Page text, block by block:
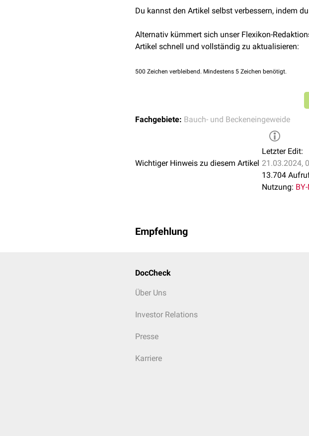
Du kannst den Artikel selbst verbessern, indem
Alternativ kümmert sich unser Flexikon-
Artikel schnell und vollständig zu aktualisieren:
500 Zeichen verbleibend. Mindestens 5 Zeichen benötigt.
Fachgebiete: Bauch- und Beckeneingeweide
Wichtiger Hinweis zu diesem Artikel
Letzter Edit:
21.03.2024,
13.704
Nutzung:
Empfehlung
DocCheck
Über Uns
Investor Relations
Presse
Karriere